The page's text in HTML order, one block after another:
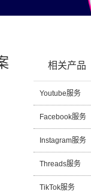
相关产品
Youtube服务
Facebook服务
Instagram服务
Threads服务
TikTok服务